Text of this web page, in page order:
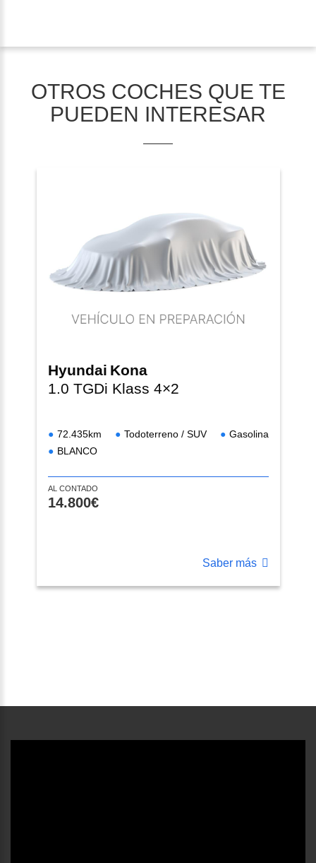
OTROS COCHES QUE TE
PUEDEN INTERESAR
Hyundai Kona
1.0 TGDi Klass 4×2
72.435km Todoterreno / SUV
Gasolina
BLANCO
AL CONTADO
14.800€
Saber más